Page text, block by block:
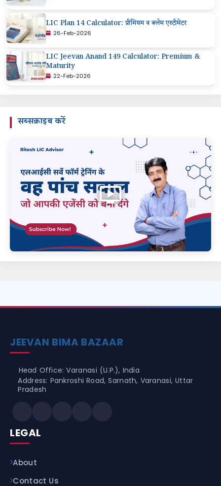
LIC Plan 14 Calculator: प्रीमियम व क्लेम एस्टीमेटर
26-Feb-2026
LIC Jeevan Anand 149 Calculator: Premium &
Maturity
22-Feb-2026
सब्सक्राइब करें
JEEVAN BIMA BAZAAR
Head Office: Varanasi (U.P.), India
Address: Pankroshi Road, Sarnath, Varanasi, Uttar
Pradesh
LEGAL
About
Contact Us